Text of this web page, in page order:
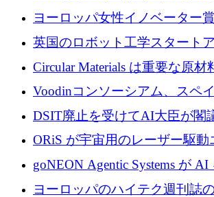
基金を立ち上げる
ートアップ Cascade が a16z ア
らの支援を獲得
ヨーロッパ女性イノベーター
介します
英国のロボット工学スタートア
がシリーズ A 1 億 5,200 万ド
5,000 万ドルに到達
Circular Materials は重要な原材
張に 1,180 万ユーロを確保
Voodinコンソーシアム、スペ
製ブレード工場の建設にEU補
ーロを確保
DSIT廃止を受けてAI大臣が閣
ORiS が宇宙用のレーザー駆動
フラの構築に 500 万ユーロを
goNEON Agentic Systems が
ンフラ計画を加速するために
ヨーロッパのハイテク週刊誌